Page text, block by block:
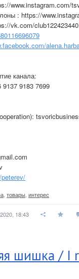
www.instagram.com/
: https://
vk.com/club122423440
канала:
9137 9183 7699
товары интерес
18:43
шишка /